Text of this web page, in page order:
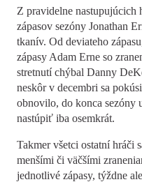
Z pravidelne nastupujúcich
zápasov sezóny Jonathan
tkanív. Od deviateho
zápasy Adam Erne so
stretnutí chýbal Danny
neskôr v decembri sa
obnovilo, do konca sezóny
nastúpiť iba osemkrát.
Takmer všetci ostatní hráči
menšími či väčšími
jednotlivé zápasy, týždne